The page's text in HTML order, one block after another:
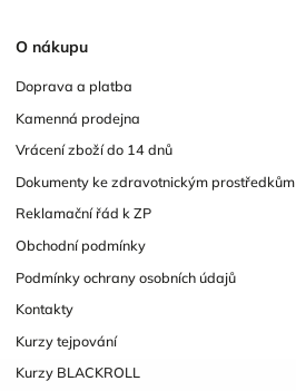
O nákupu
Doprava a platba
Kamenná prodejna
Vrácení zboží do 14 dnů
Dokumenty ke zdravotnickým prostředkům
Reklamační řád k ZP
Obchodní podmínky
Podmínky ochrany osobních údajů
Kontakty
Kurzy tejpování
Kurzy BLACKROLL